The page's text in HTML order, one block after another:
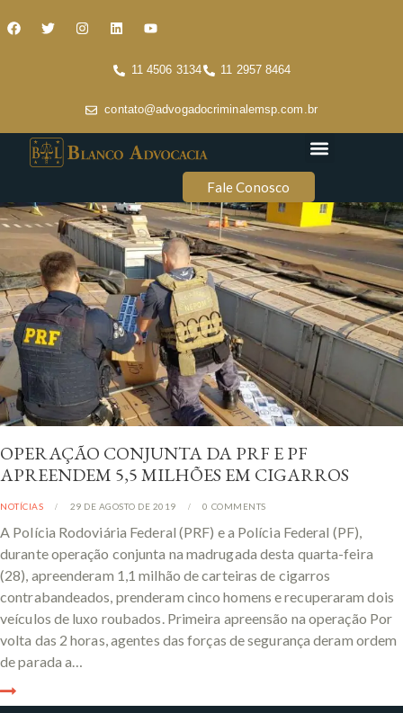
11 4506 3134 11 2957 8464
contato@advogadocriminalemsp.com.br
Fale Conosco
OPERAÇÃO CONJUNTA DA PRF E PF
APREENDEM 5,5 MILHÕES EM CIGARROS
NOTÍCIAS 29 DE AGOSTO DE 2019 0 COMMENTS
A Polícia Rodoviária Federal (PRF) e a Polícia Federal (PF),
durante operação conjunta na madrugada desta quarta-feira
(28), apreenderam 1,1 milhão de carteiras de cigarros
contrabandeados, prenderam cinco homens e recuperaram dois
veículos de luxo roubados. Primeira apreensão na operação Por
volta das 2 horas, agentes das forças de segurança deram ordem
de parada a…